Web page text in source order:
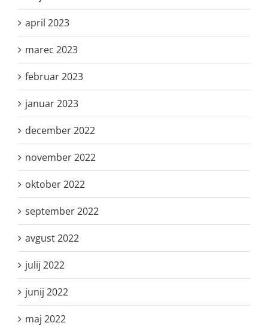
april 2023
marec 2023
februar 2023
januar 2023
december 2022
november 2022
oktober 2022
september 2022
avgust 2022
julij 2022
junij 2022
maj 2022